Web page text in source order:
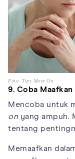
Foto: Tips Move On
9. Coba
Mencoba untuk
on yang ampuh.
tentang
Memaafkan